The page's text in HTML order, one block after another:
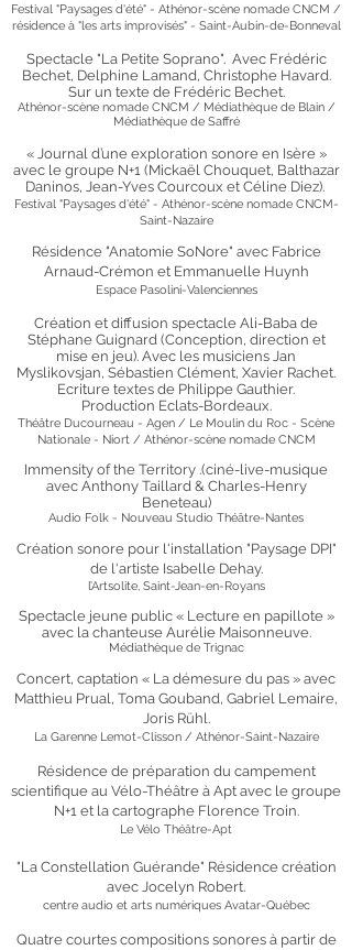
Festival "Paysages d'été" - Athénor-scène nomade CNCM /
résidence à "les arts improvisés" - Saint-Aubin-de-Bonneval
Spectacle "La Petite Soprano". Avec Frédéric
Bechet, Delphine Lamand, Christophe Havard.
Sur un texte de Frédéric Bechet.
Athénor-scène nomade CNCM / Médiathèque de Blain /
Médiathèque de Saffré
« Journal d’une exploration sonore en Isère »
avec le groupe N+1 (Mickaël Chouquet, Balthazar
Daninos, Jean-Yves Courcoux et Céline Diez).
Festival "Paysages d'été" - Athénor-scène nomadeCNCM-
Saint-Nazaire
Résidence "Anatomie SoNore" avec Fabrice
Arnaud-Crémon et Emmanuelle Huynh
Espace Pasolini-Valenciennes
Création et diffusion spectacle Ali-Baba de
Stéphane Guignard (Conception, direction et
mise en jeu). Avec les musiciens Jan
Myslikovsjan, Sébastien Clément, Xavier Rachet.
Ecriture textes de Philippe Gauthier.
Production Eclats-Bordeaux.
Théâtre Ducourneau - Agen / Le Moulin du Roc - Scène
Nationale - Niort / Athénor-scène nomade CNCM
Immensity of the Territory .(ciné-live-musique
avec Anthony Taillard & Charles-Henry
Beneteau)
Audio Folk - Nouveau Studio Théâtre-Nantes
Création sonore pour l'installation "Paysage DPI"
de l'artiste Isabelle Dehay.
l’Artsolite, Saint-Jean-en-Royans
Spectacle jeune public « Lecture en papillote »
avec la chanteuse Aurélie Maisonneuve.
Médiathèque de Trignac
​Concert, captation « La démesure du pas » avec
Matthieu Prual, Toma Gouband, Gabriel Lemaire,
Joris Rühl.
La Garenne Lemot-Clisson / Athénor-Saint-Nazaire
Résidence de préparation du campement
scientifique au Vélo-Théâtre à Apt avec le groupe
N+1 et la cartographe Florence Troin.
Le Vélo Théâtre-Apt
"La Constellation Guérande" Résidence création
avec Jocelyn Robert.
centre audio et arts numériques Avatar-Québec
Quatre courtes compositions sonores à partir de